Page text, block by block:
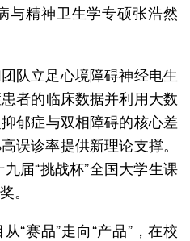
与精神卫生学专硕张浩然
队立足心境障碍神经电生
者的临床数据并利用大数
郁症与双相障碍的核心差
误诊率提供新理论支撑。
届“挑战杯”全国大学生课
。
“赛品”走向“产品”，在校